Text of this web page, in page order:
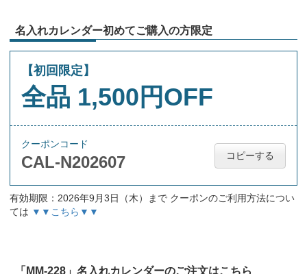
名入れカレンダー初めてご購入の方限定
【初回限定】
全品 1,500円OFF
クーポンコード
CAL-N202607 コピーする
有効期限：2026年9月3日（木）まで クーポンのご利用方法につい
ては ▼▼こちら▼▼
「MM-228」名入れカレンダーのご注文はこちら